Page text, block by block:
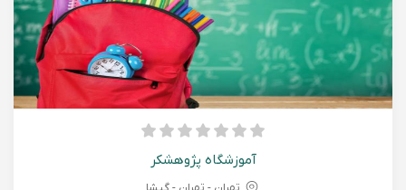
آموزشگاه پژوهشکر